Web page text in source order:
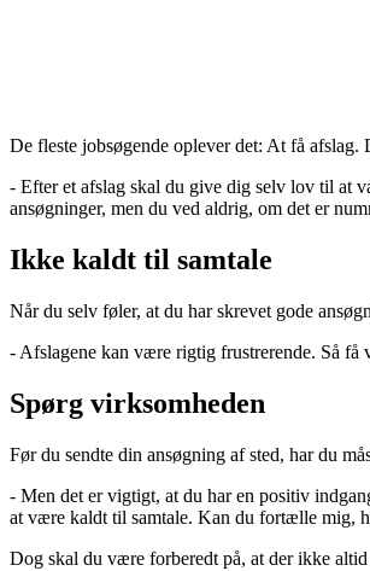
De fleste jobsøgende oplever det: At få
- Efter et afslag skal du give dig selv lov til at
ansøgninger, men du ved aldrig, om det er
Ikke kaldt til samtale
Når du selv føler, at du har skrevet gode
- Afslagene kan være rigtig frustrerende. Så få
Spørg virksomheden
Før du sendte din ansøgning af sted, har du
- Men det er vigtigt, at du har en positiv
at være kaldt til samtale. Kan du fortælle mig,
Dog skal du være forberedt på, at der ikke